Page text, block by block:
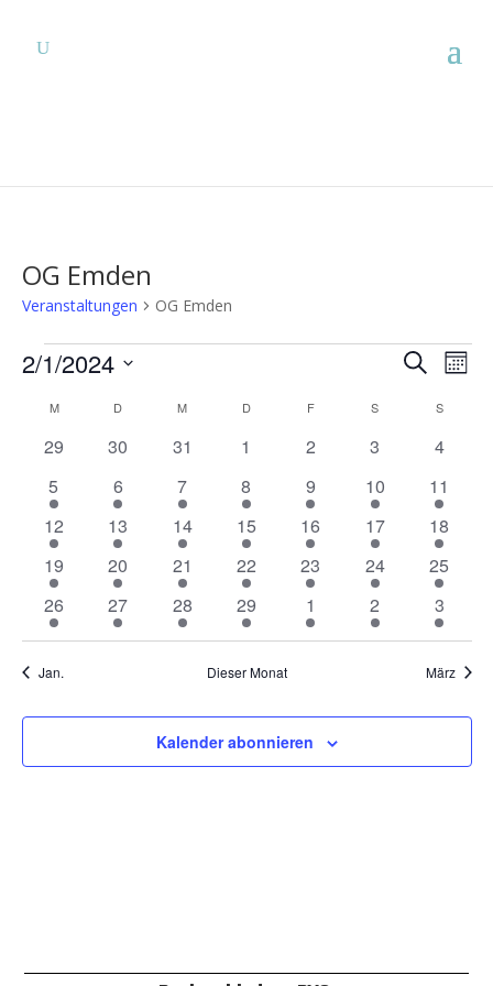
OG Emden
Veranstaltungen OG Emden
Veranstaltungen
und
Suche
2/1/2024
Kalender
von
MMONTAG D DIENSTAGM MITTWOCH
DDONNERSTAG
FFREITAG S SAMSTAGS
0
29
0
30
0
31
0
1
0
2
0
3
0
4
1
Veranstaltung
5
1
Veranstaltung
6
1
Veranstaltung
7
1
Veranstaltung
8
1
Veranstaltung
9
1
Veranstaltung
10
1
11
1
Veranstaltung
12
1
Veranstaltung
13
1
Veranstaltung
14
1
Veranstaltung
15
1
Veranstaltung
16
1
Veranstaltung
17
1
18
1
Veranstaltung
19
1
Veranstaltung
20
1
Veranstaltung
21
1
Veranstaltung
22
1
Veranstaltung
23
1
Veranstaltung
24
1
25
1
Veranstaltung
26
1
Veranstaltung
27
1
Veranstaltung
28
1
Veranstaltung
29
1
Veranstaltung
1
1
Veranstaltung
2
1
3
Jan. Dieser Monat März
Kalender abonnieren